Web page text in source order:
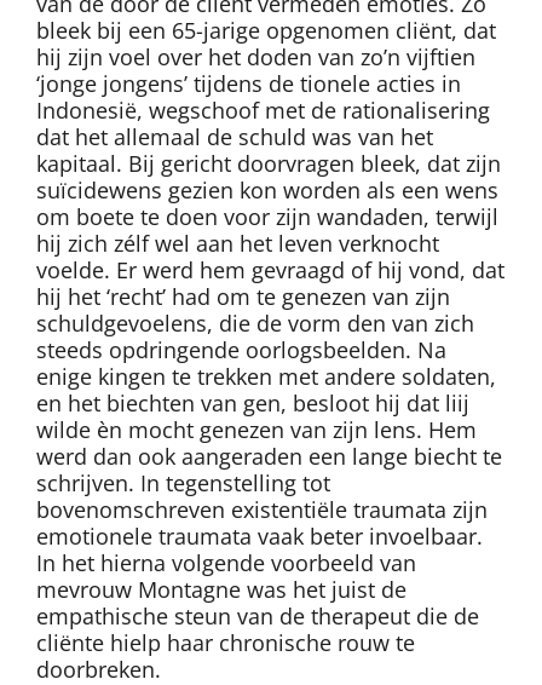
bleek bij een 65-jarige opgenomen cliënt, dat
hij zijn voel over het doden van zo’n vijftien
‘jonge jongens’ tijdens de tionele acties in
Indonesië, wegschoof met de rationalisering
dat het allemaal de schuld was van het
kapitaal. Bij gericht doorvragen bleek, dat zijn
suïcidewens gezien kon worden als een wens
om boete te doen voor zijn wandaden, terwijl
hij zich zélf wel aan het leven verknocht
voelde. Er werd hem gevraagd of hij vond, dat
hij het ‘recht’ had om te genezen van zijn
schuldgevoelens, die de vorm den van zich
steeds opdringende oorlogsbeelden. Na
enige kingen te trekken met andere soldaten,
en het biechten van gen, besloot hij dat liij
wilde èn mocht genezen van zijn lens. Hem
werd dan ook aangeraden een lange biecht te
schrijven. In tegenstelling tot
bovenomschreven existentiële traumata zijn
emotionele traumata vaak beter invoelbaar.
In het hierna volgende voorbeeld van
mevrouw Montagne was het juist de
empathische steun van de therapeut die de
cliënte hielp haar chronische rouw te
doorbreken.